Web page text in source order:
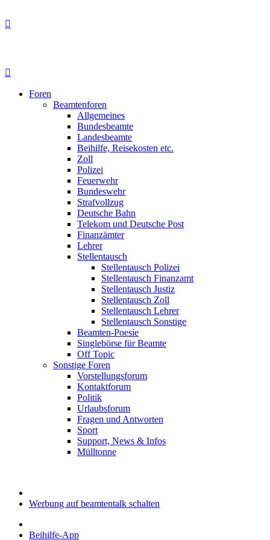
Foren
Beamtenforen
Allgemeines
Bundesbeamte
Landesbeamte
Beihilfe, Reisekosten etc.
Zoll
Polizei
Feuerwehr
Bundeswehr
Strafvollzug
Deutsche Bahn
Telekom und Deutsche Post
Finanzämter
Lehrer
Stellentausch
Stellentausch Polizei
Stellentausch Finanzamt
Stellentausch Justiz
Stellentausch Zoll
Stellentausch Lehrer
Stellentausch Sonstige
Beamten-Poesie
Singlebörse für Beamte
Off Topic
Sonstige Foren
Vorstellungsforum
Kontaktforum
Politik
Urlaubsforum
Fragen und Antworten
Sport
Support, News & Infos
Mülltonne
Werbung auf beamtentalk schalten
Beihilfe-App